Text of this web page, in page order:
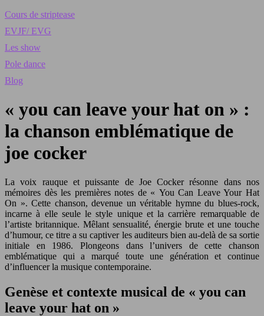
Cours de striptease
EVJF/ EVG
Les show
Pole dance
Blog
« you can leave your hat on » :
la chanson emblématique de
joe cocker
La voix rauque et puissante de Joe Cocker résonne dans nos
mémoires dès les premières notes de « You Can Leave Your Hat
On ». Cette chanson, devenue un véritable hymne du blues-rock,
incarne à elle seule le style unique et la carrière remarquable de
l’artiste britannique. Mêlant sensualité, énergie brute et une touche
d’humour, ce titre a su captiver les auditeurs bien au-delà de sa sortie
initiale en 1986. Plongeons dans l’univers de cette chanson
emblématique qui a marqué toute une génération et continue
d’influencer la musique contemporaine.
Genèse et contexte musical de « you can
leave your hat on »